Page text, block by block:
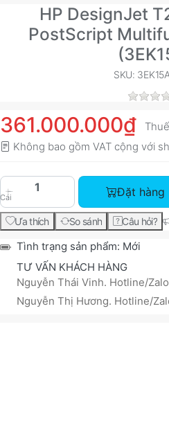
HP DesignJet
PostScript
SKU:
361.000.000₫
Không bao gồm VAT cộng với
Cái
HP DesignJet
Đặt hàng
Ưa thích So sánh Câu hỏi?
Tình trạng sản phẩm: Mới
TƯ VẤN KHÁCH HÀNG
Nguyễn Thái Vinh. Hotline/
Nguyễn Thị Hương. Hotline/